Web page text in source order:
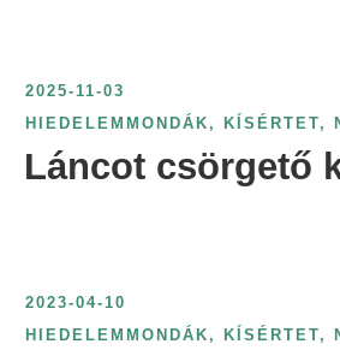
2025-11-03
HIEDELEMMONDÁK , KÍSÉRTET,
Láncot csörgető
2023-04-10
HIEDELEMMONDÁK , KÍSÉRTET,